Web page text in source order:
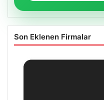
Son Eklenen Firmalar